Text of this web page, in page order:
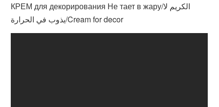
КРЕМ для декорирования Не тает в жару/الكريم لا
يذوب في الحرارة/Cream for decor